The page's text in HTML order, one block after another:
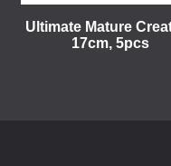
Ultimate Mature
17cm, 5pcs